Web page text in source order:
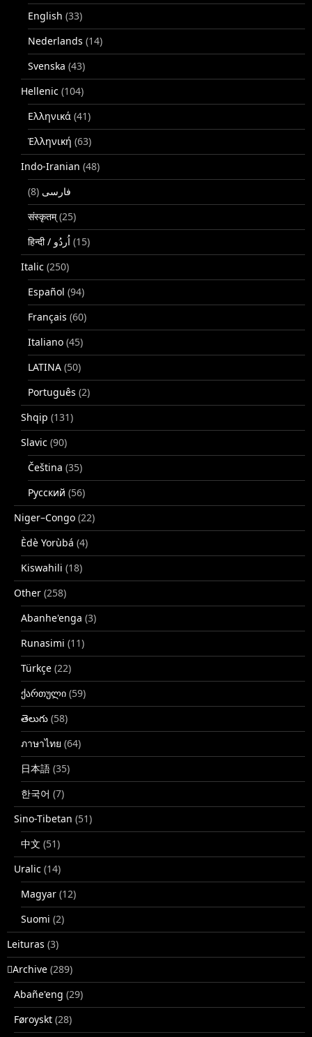
English (33)
Nederlands (14)
Svenska (43)
Hellenic (104)
Ελληνικά (41)
Ἑλληνική (63)
Indo-Iranian (48)
فارسی (8)
संस्कृतम्(25)
(15)
Italic (250)
Español (94)
Français (60)
Italiano (45)
LATINA (50)
Português (2)
Shqip (131)
Slavic (90)
Čeština (35)
Русский (56)
Niger–Congo (22)
Èdè Yorùbá (4)
Kiswahili (18)
Other (258)
Abanhe'enga (3)
Runasimi (11)
Türkçe (22)
ქართული (59)
తెలుగు (58)
ภาษาไทย (64)
日本語 (35)
한국어 (7)
Sino-Tibetan (51)
中文 (51)
Uralic (14)
Magyar (12)
Suomi (2)
Leituras (3)
􏿽Archive (289)
Abañe'eng (29)
Føroyskt (28)